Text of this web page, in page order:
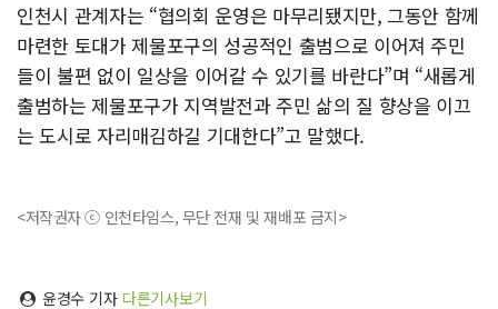
인천시 관계자는 “협의회 운영은 마무리됐지만, 그동안 함께
마련한 토대가 제물포구의 성공적인 출범으로 이어져 주민
들이 불편 없이 일상을 이어갈 수 있기를 바란다”며 “새롭게
출범하는 제물포구가 지역발전과 주민 삶의 질 향상을 이끄
는 도시로 자리매김하길 기대한다”고 말했다.
<저작권자 ⓒ 인천타임스, 무단 전재 및 재배포 금지>
윤경수 기자 다른기사보기